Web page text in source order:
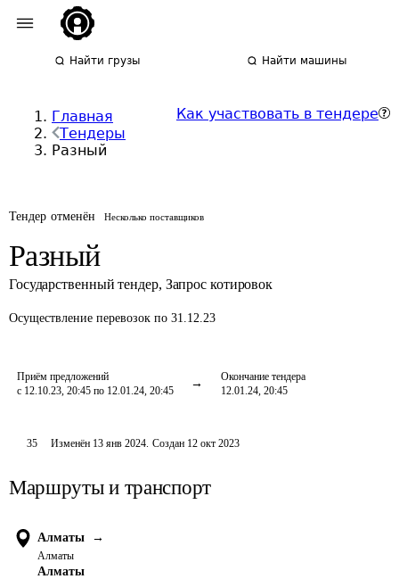
Найти грузы Найти машины
Главная
Тендеры
Разный
Как участвовать в тендере
Тендер отменён Несколько поставщиков
Разный
Государственный тендер, Запрос котировок
Осуществление перевозок по 31.12.23
Приём предложений
с 12.10.23, 20:45 по 12.01.24, 20:45
Окончание тендера
12.01.24, 20:45
35 Изменён 13 янв 2024. Создан 12 окт 2023
Маршруты и транспорт
Алматы →
Алматы
Алматы